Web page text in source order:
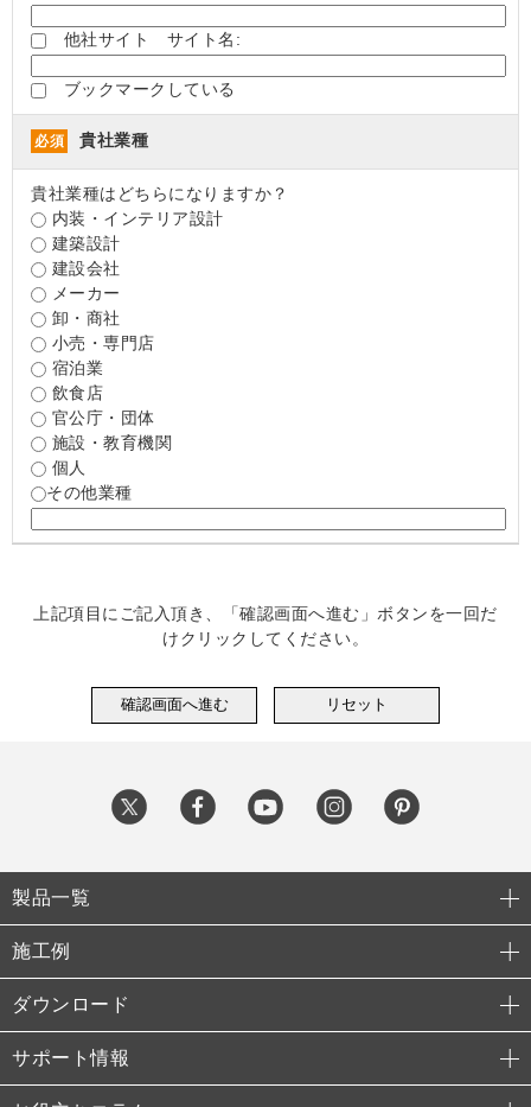
他社サイト サイト名:
ブックマークしている
必須 貴社業種
貴社業種はどちらになりますか？
内装・インテリア設計
建築設計
建設会社
メーカー
卸・商社
小売・専門店
宿泊業
飲食店
官公庁・団体
施設・教育機関
個人
その他業種
上記項目にご記入頂き、「確認画面へ進む」ボタンを一回だ
けクリックしてください。
製品一覧
施工例
ダウンロード
サポート情報